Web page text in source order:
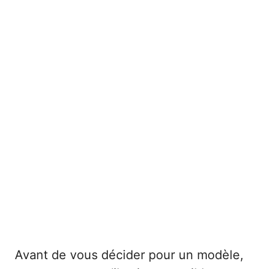
Avant de vous décider pour un modèle,